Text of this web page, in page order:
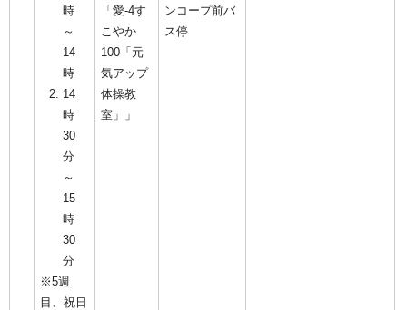
時
～
14
時
14
時
30
分
～
15
時
30
分
※5週
目、祝日
「愛-4す
こやか
100「元
気アップ
体操教
室」」
ンコープ前バ
ス停